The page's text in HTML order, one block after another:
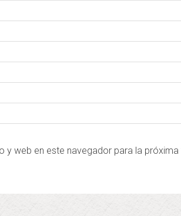
y web en este navegador para la